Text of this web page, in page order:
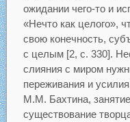
ожидании чего-то и
«Нечто как целого»,
свою конечность,
с целым [2, c. 330].
слияния с миром
переживания и
М.М. Бахтина,
существование